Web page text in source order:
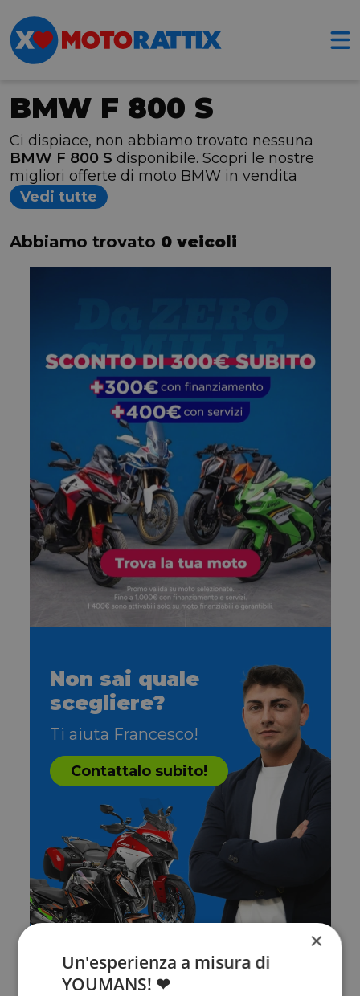
BMW F 800 S
Ci dispiace, non abbiamo trovato nessuna
BMW F 800 S disponibile. Scopri le nostre
migliori offerte di moto BMW in vendita
Vedi tutte
Abbiamo trovato 0 veicoli
Non sai quale
scegliere?
Ti aiuta Francesco!
Contattalo subito!
×
Un'esperienza a misura di
YOUMANS! ❤